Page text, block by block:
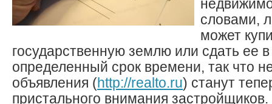
словами,
может
государственную землю или сдать ее
определенный срок времени, так что
объявления (http://realto.ru) станут
пристального внимания